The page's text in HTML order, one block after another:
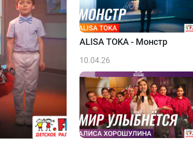
ALISA TOKA - Монстр
10.04.26